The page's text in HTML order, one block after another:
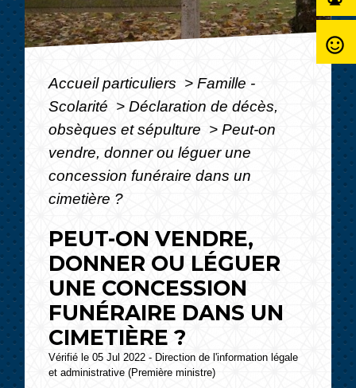
Accueil particuliers > Famille -
Scolarité > Déclaration de décès,
obsèques et sépulture > Peut-on
vendre, donner ou léguer une
concession funéraire dans un
cimetière ?
PEUT-ON VENDRE,
DONNER OU LÉGUER
UNE CONCESSION
FUNÉRAIRE DANS UN
CIMETIÈRE ?
Vérifié le 05 Jul 2022 - Direction de l'information légale
et administrative (Première ministre)
sentiment_satisfied_alt